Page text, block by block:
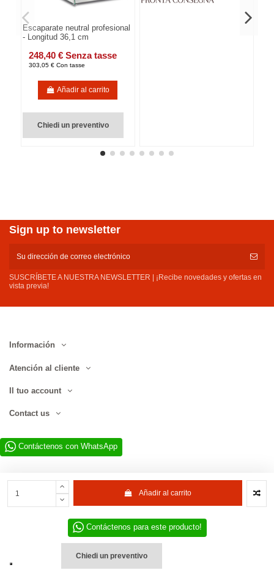
Añadir al carrito
Contáctenos para este producto!
Chiedi un preventivo
Escaparate neutral profesional
- Longitud 36,1 cm
248,40 € Senza tasse
303,05 € Con tasse
Añadir al carrito
Chiedi un preventivo
Sign up to newsletter
SUSCRÍBETE A NUESTRA NEWSLETTER | ¡Recibe novedades y ofertas en
vista previa!
Información
Atención al cliente
Il tuo account
Contact us
Contáctenos con WhatsApp
Sitio web desarrollado por D.L. Service Div. E-Commerce S.r.l. | Via
Municipio SNC, 82010 San Martino Sannita (BN), Italia | NIF-IVA
los derechos reservados.